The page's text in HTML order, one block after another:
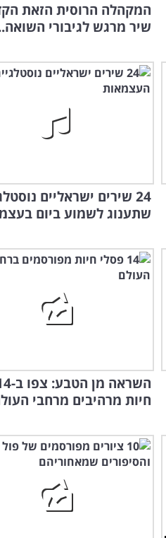
המקהלה הרוסית הזאת
שיר מרגש לגיבורי
24 שירים ישראליים
שתענוג לשמוע ביום
חיות מרהיבים מרחבי